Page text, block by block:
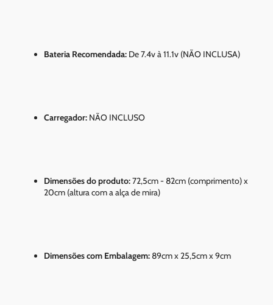
Bateria Recomendada: De 7.4v à 11.1v (NÃO INCLUSA)
Carregador: NÃO INCLUSO
Dimensões do produto:72,5cm - 82cm (comprimento) x
20cm (altura com a alça de mira)
Dimensões com Embalagem:89cm x 25,5cm x 9cm